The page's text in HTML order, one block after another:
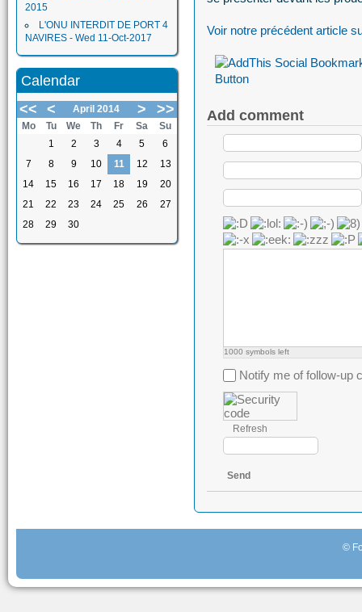
2015
L'ONU INTERDIT DE PORT 4
NAVIRES - Wed 11-Oct-2017
Calendar
<<
< April 2014 > >>
Mo Tu We Th Fr Sa
Su
1
2 3 4 5
6
7
8 9 10 11 12
13
14
15 16 17 18 19
20
21
22 23 24 25 26
27
28
29 30
Voir notre précédent article
Add comment
1000 symbols left
Notify me of follow-up
Refresh
Send
©